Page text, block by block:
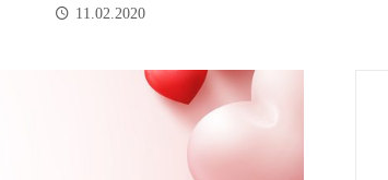
11.02.2020